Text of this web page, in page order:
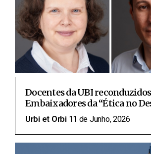
Docentes da UBI
Embaixadores da “Ética no
Urbi et Orbi 11 de Junho, 2026